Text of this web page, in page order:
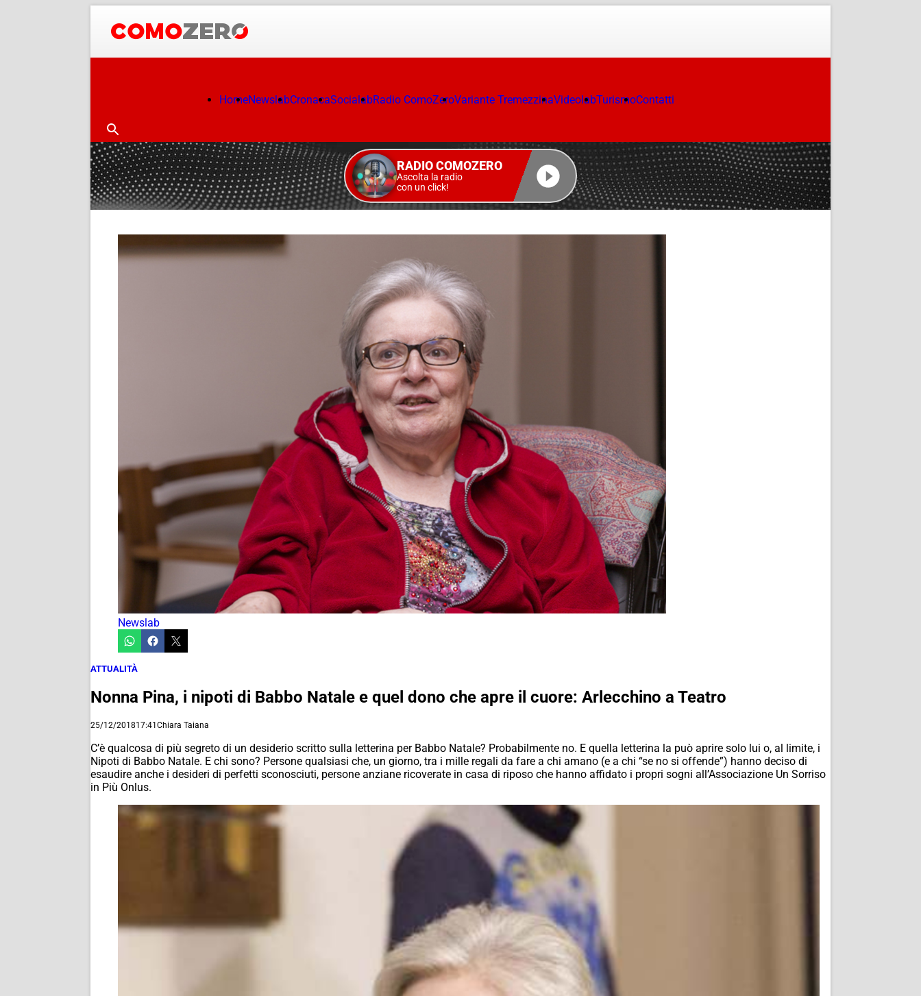
HomeNewslabCronacaSocialabRadio ComoZeroVariante TremezzinaVideolabTurismoContatti
RADIO COMOZERO
Ascolta la radio
con un click!
Newslab
ATTUALITÀ
Nonna Pina, i nipoti di Babbo Natale e quel dono che apre il cuore: Arlecchino a Teatro
25/12/201817:41Chiara Taiana
C’è qualcosa di più segreto di un desiderio scritto sulla letterina per Babbo Natale? Probabilmente no. E quella letterina la può aprire solo lui o, al limite, i
Nipoti di Babbo Natale. E chi sono? Persone qualsiasi che, un giorno, tra i mille regali da fare a chi amano (e a chi “se no si offende”) hanno deciso di
esaudire anche i desideri di perfetti sconosciuti, persone anziane ricoverate in casa di riposo che hanno affidato i propri sogni all’Associazione Un Sorriso
in Più Onlus.